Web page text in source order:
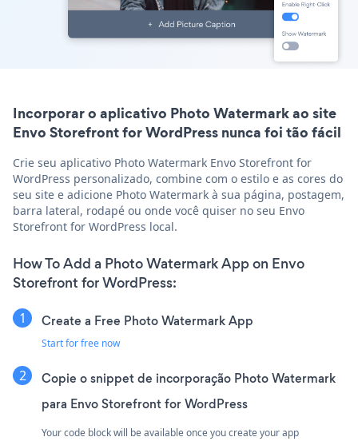
Incorporar o aplicativo Photo Watermark ao site
Envo Storefront for WordPress nunca foi tão fácil
Crie seu aplicativo Photo Watermark Envo Storefront for
WordPress personalizado, combine com o estilo e as cores do
seu site e adicione Photo Watermark à sua página, postagem,
barra lateral, rodapé ou onde você quiser no seu Envo
Storefront for WordPress local.
How To Add a Photo Watermark App on Envo
Storefront for WordPress:
Create a Free Photo Watermark App
Start for free now
Copie o snippet de incorporação Photo Watermark
para Envo Storefront for WordPress
Your code block will be available once you create your app